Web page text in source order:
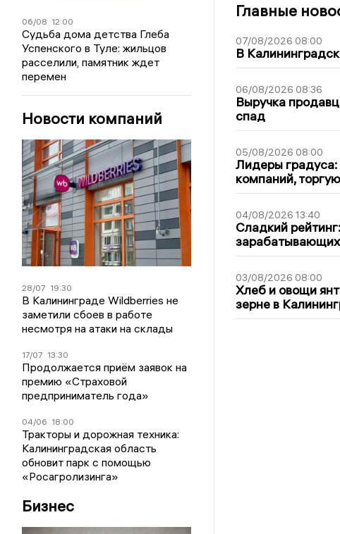
06/08 12:00
Судьба дома детства Глеба
Успенского в Туле: жильцов
расселили, памятник ждет
перемен
Новости компаний
28/07 19:30
В Калининграде Wildberries не
заметили сбоев в работе
несмотря на атаки на склады
17/07 13:30
Продолжается приём заявок на
премию «Страховой
предприниматель года»
04/06 18:00
Тракторы и дорожная техника:
Калининградская область
обновит парк с помощью
«Росагролизинга»
Бизнес
Главные
07/08/2026 08:00
В
06/08/2026 08:36
Выручка
спад
05/08/2026 08:00
Лидеры градуса:
компаний,
04/08/2026 13:40
Сладкий
03/08/2026 08:00
Хлеб и овощи
зерне в